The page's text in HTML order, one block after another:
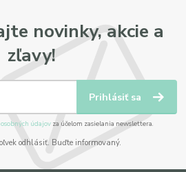
novinky, akcie a
zľavy!
Prihlásiť sa
údajov za účelom zasielania newslettera.
odhlásiť. Buďte informovaný.